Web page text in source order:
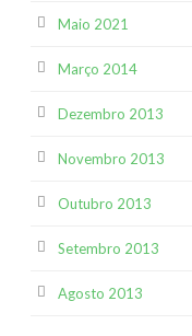
Maio 2021
Março 2014
Dezembro 2013
Novembro 2013
Outubro 2013
Setembro 2013
Agosto 2013